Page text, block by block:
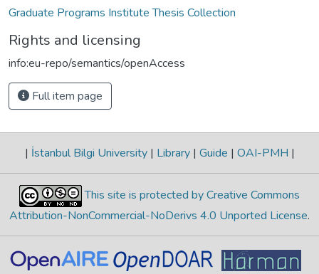
Graduate Programs Institute Thesis Collection
Rights and licensing
info:eu-repo/semantics/openAccess
Full item page
| İstanbul Bilgi University | Library | Guide | OAI-PMH |
This site is protected by Creative Commons
Attribution-NonCommercial-NoDerivs 4.0 Unported License.